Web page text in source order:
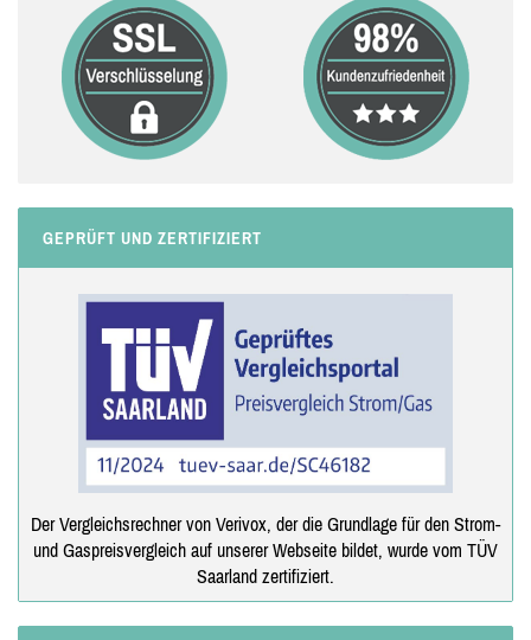
GEPRÜFT UND ZERTIFIZIERT
Der Vergleichsrechner von Verivox, der die Grundlage für den Strom-
und Gaspreisvergleich auf unserer Webseite bildet, wurde vom TÜV
Saarland zertifiziert.